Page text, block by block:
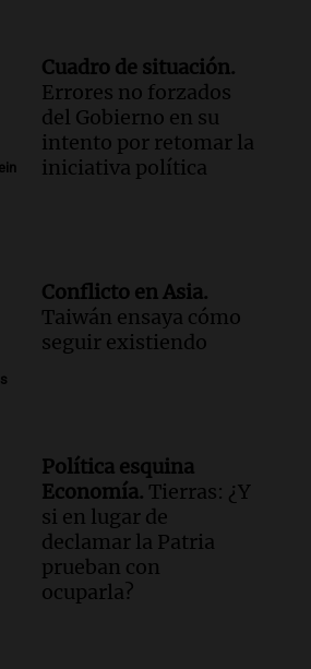
nadie va a
Rosario
y la Justicia
fallece tras vuelco de
la Circunvalación Este-
Este-Oeste de
Obrero marcha en
trabajo genuino y
Cuadro de situación.
Errores no forzados
del Gobierno en su
intento por retomar la
iniciativa política
Conflicto en Asia.
Taiwán ensaya cómo
seguir existiendo
Política esquina
Economía. Tierras: ¿Y
si en lugar de
declamar la Patria
prueban con
ocuparla?